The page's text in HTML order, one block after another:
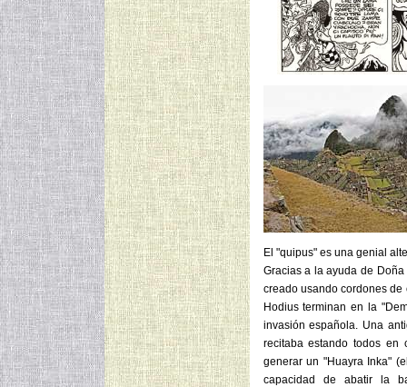
El "quipus" es una genial
Gracias a la ayuda de
creado usando cordones de
Hodius terminan en la
invasión española. Una
recitaba estando todos en
generar un "Huayra Inka"
capacidad de abatir la